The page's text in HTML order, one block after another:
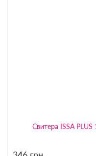
Свитера ISSA